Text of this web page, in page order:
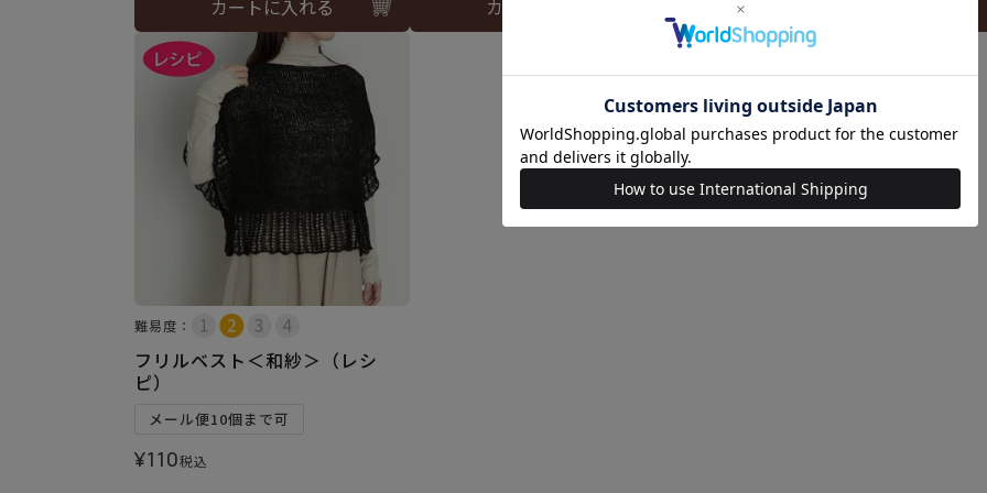
カートに入れる カートに入れる
難易度：
フリルベスト＜和紗＞（レシ
ピ）
メール便10個まで可
¥110税込